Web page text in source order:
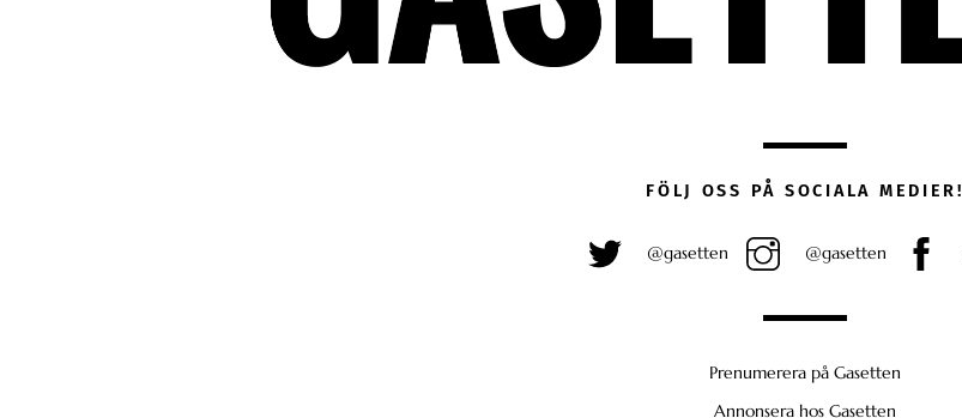
FÖLJ OSS PÅ SOCIALA MEDIER!
@gasetten @gasetten
Prenumerera på Gasetten
Annonsera hos Gasetten